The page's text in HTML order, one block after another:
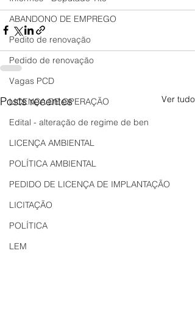
ABANDONO DE EMPREGO
Pedito de renovação
Pedido de renovação
Vagas PCD
LICENÇA DE OPERAÇÃO
Edital - alteração de regime de ben
LICENÇA AMBIENTAL
POLÍTICA AMBIENTAL
PEDIDO DE LICENÇA DE IMPLANTAÇÃO
LICITAÇÃO
POLÍTICA
LEM
Posts recentes Ver tudo